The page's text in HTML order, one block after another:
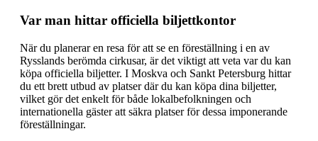
Var man hittar officiella biljettkontor
När du planerar en resa för att se en föreställning i en av
Rysslands berömda cirkusar, är det viktigt att veta var du kan
köpa officiella biljetter. I Moskva och Sankt Petersburg hittar
du ett brett utbud av platser där du kan köpa dina biljetter,
vilket gör det enkelt för både lokalbefolkningen och
internationella gäster att säkra platser för dessa imponerande
föreställningar.